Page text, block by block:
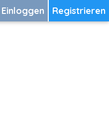
Registrieren
Einloggen